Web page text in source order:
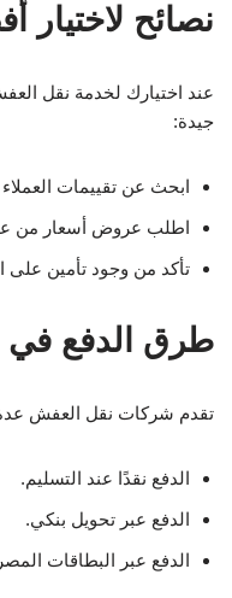
نصائح
عند اختيارك لخدمة نقل
جيدة:
ابحث عن تقييمات العملاء
اطلب عروض أسعار من
تأكد من وجود تأمين على
طرق الدفع
تقدم شركات نقل العفش
الدفع نقدًا عند التسليم.
الدفع عبر تحويل بنكي.
الدفع عبر البطاقات